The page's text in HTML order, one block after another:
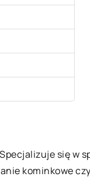
się w
kominkowe